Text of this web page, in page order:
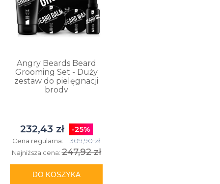
Angry Beards Beard
Grooming Set - Duży
zestaw do pielęgnacji
brody
232,43 zł -25%
Cena regularna: 309,90 zł
Najniższa cena:247,92 zł
DO KOSZYKA